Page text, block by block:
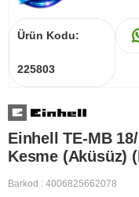
Ürün Kodu:
225803
Einhell TE-MB
Kesme (Aküsüz)
Barkod : 4006825662078